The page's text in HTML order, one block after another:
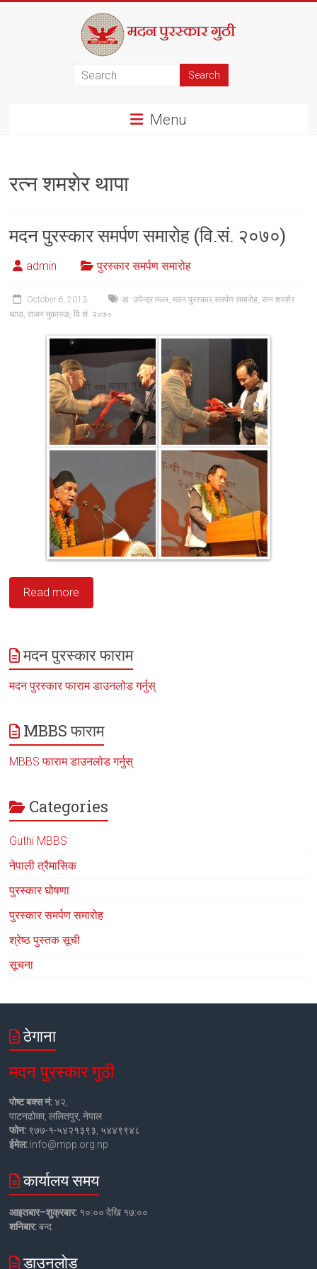
Menu
रत्न शमशेर थापा
मदन पुरस्कार समर्पण समारोह (वि.सं. २०७०)
admin पुरस्कार समर्पण समारोह
October 6, 2013 डा. उपेन्द्र मल्ल,मदन पुरस्कार समर्पण समारोह,रत्न शमशेर
थापा,राजन मुकारुङ,वि.सं. २०७०
Read more
मदन पुरस्कार फाराम
मदन पुरस्कार फाराम डाउनलोड गर्नुस्
MBBS फाराम
MBBS फाराम डाउनलोड गर्नुस्
Categories
Guthi MBBS
नेपाली त्रैमासिक
पुरस्कार घोषणा
पुरस्कार समर्पण समारोह
श्रेष्ठ पुस्तक सूची
सूचना
ठेगाना
मदन पुरस्कार गुठी
पोष्ट बक्स नं: ४२,
पाटनढोका, ललितपुर, नेपाल
फोन: ९७७-१-५४२१३९३, ५४४९९४८
ईमेल: info@mpp.org.np
कार्यालय समय
आइतबार–शुक्रबार: १०:०० देखि १७:००
शनिबार:बन्द
डाउनलोड